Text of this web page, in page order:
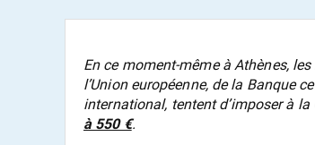
En ce moment-même à Athènes,
l’Union européenne, de la Banque
international, tentent d’imposer à
à 550 €.